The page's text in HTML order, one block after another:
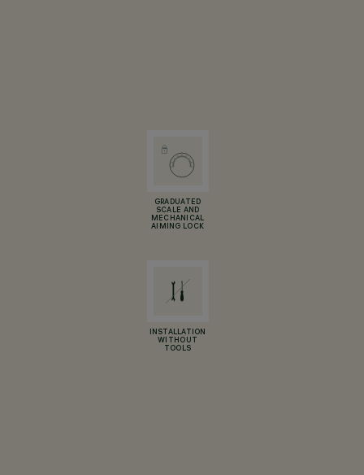
GRADUATED
SCALE AND
MECHANICAL
AIMING LOCK
INSTALLATION
WITHOUT
TOOLS